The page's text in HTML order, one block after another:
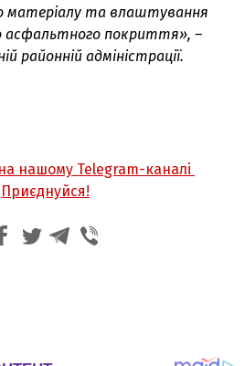
матеріалу та влаштування
асфальтного покриття», –
районній адміністрації.
нашому Telegram-каналі
Приєднуйся!